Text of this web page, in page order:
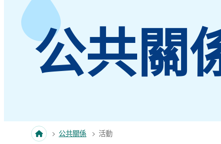
公共關
公共關係 活動